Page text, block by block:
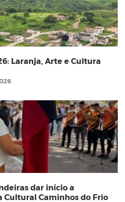
Laranja, Arte e Cultura
dar início a
Cultural Caminhos do Frio